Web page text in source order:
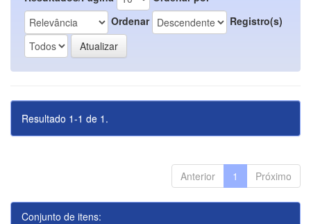
Ordenar
Registro(s)
Resultado 1-1 de 1.
Anterior 1 Próximo
Conjunto de itens: